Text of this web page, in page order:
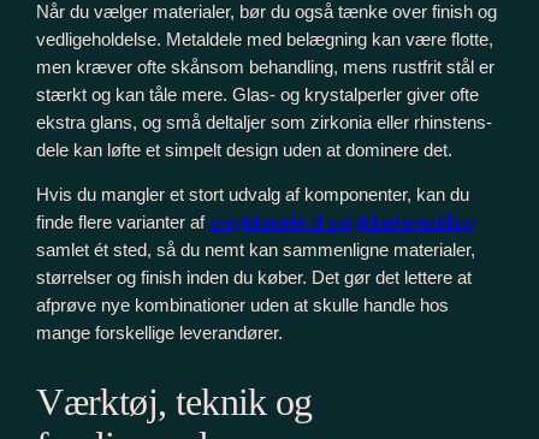
Når du vælger materialer, bør du også tænke over finish og
vedligeholdelse. Metaldele med belægning kan være flotte,
men kræver ofte skånsom behandling, mens rustfrit stål er
stærkt og kan tåle mere. Glas- og krystalperler giver ofte
ekstra glans, og små deltaljer som zirkonia eller rhinstens-
dele kan løfte et simpelt design uden at dominere det.
Hvis du mangler et stort udvalg af komponenter, kan du
finde flere varianter afsmykkedele til smykkefremstilling
samlet ét sted, så du nemt kan sammenligne materialer,
størrelser og finish inden du køber. Det gør det lettere at
afprøve nye kombinationer uden at skulle handle hos
mange forskellige leverandører.
Værktøj, teknik og